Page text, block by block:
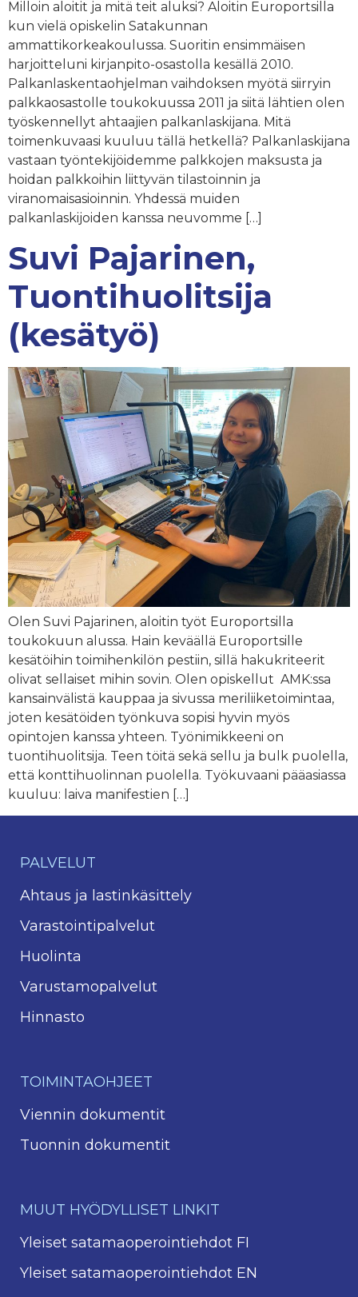
Milloin aloitit ja mitä teit aluksi? Aloitin Europortsilla
kun vielä opiskelin Satakunnan
ammattikorkeakoulussa. Suoritin ensimmäisen
harjoitteluni kirjanpito-osastolla kesällä 2010.
Palkanlaskentaohjelman vaihdoksen myötä siirryin
palkkaosastolle toukokuussa 2011 ja siitä lähtien olen
työskennellyt ahtaajien palkanlaskijana. Mitä
toimenkuvaasi kuuluu tällä hetkellä? Palkanlaskijana
vastaan työntekijöidemme palkkojen maksusta ja
hoidan palkkoihin liittyvän tilastoinnin ja
viranomaisasioinnin. Yhdessä muiden
palkanlaskijoiden kanssa neuvomme […]
Suvi Pajarinen,
Tuontihuolitsija
(kesätyö)
Olen Suvi Pajarinen, aloitin työt Europortsilla
toukokuun alussa. Hain keväällä Europortsille
kesätöihin toimihenkilön pestiin, sillä hakukriteerit
olivat sellaiset mihin sovin. Olen opiskellut AMK:ssa
kansainvälistä kauppaa ja sivussa meriliiketoimintaa,
joten kesätöiden työnkuva sopisi hyvin myös
opintojen kanssa yhteen. Työnimikkeeni on
tuontihuolitsija. Teen töitä sekä sellu ja bulk puolella,
että konttihuolinnan puolella. Työkuvaani pääasiassa
kuuluu: laiva manifestien […]
PALVELUT
Ahtaus ja lastinkäsittely
Varastointipalvelut
Huolinta
Varustamopalvelut
Hinnasto
TOIMINTAOHJEET
Viennin dokumentit
Tuonnin dokumentit
MUUT HYÖDYLLISET LINKIT
Yleiset satamaoperointiehdot FI
Yleiset satamaoperointiehdot EN